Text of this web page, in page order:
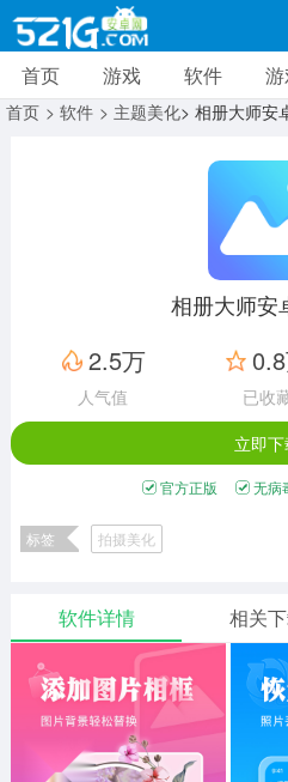
游戏 软件 游戏专题
8685款
12956款
赛车竞速
3624款应用
卡牌
2048款
手游
1958款
二次元
仙侠手游
484款应用
手赚
446款
三国游戏
3930款应用
69款
首页 游戏 软件
首页 > 软件 > 主题美化> 相册大师安
相册大师安
2.5万
人气值 已收
立即
官方正版 无病
标签 拍摄美化
软件详情 相关